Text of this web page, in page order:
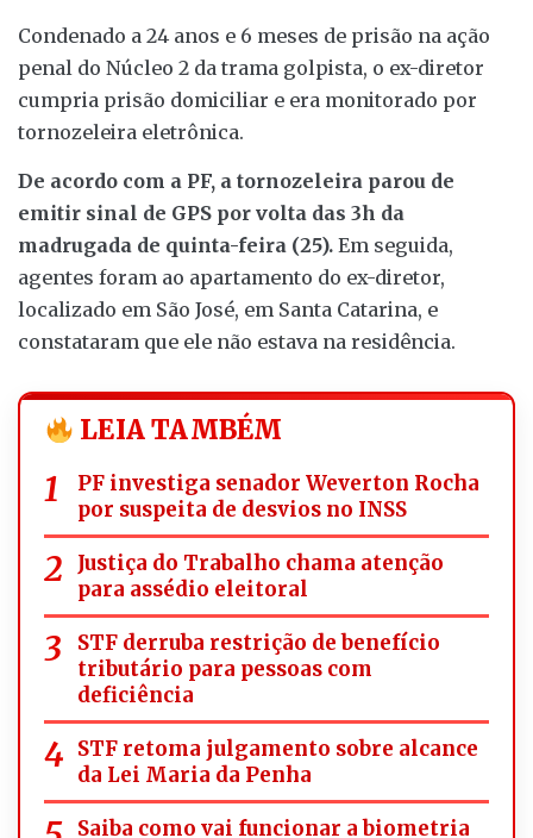
Condenado a 24 anos e 6 meses de prisão na ação
penal do Núcleo 2 da trama golpista, o ex-diretor
cumpria prisão domiciliar e era monitorado por
tornozeleira eletrônica.
De acordo com a PF, a tornozeleira parou de
emitir sinal de GPS por volta das 3h da
madrugada de quinta-feira (25). Em seguida,
agentes foram ao apartamento do ex-diretor,
localizado em São José, em Santa Catarina, e
constataram que ele não estava na residência.
LEIA TAMBÉM
PF investiga senador Weverton Rocha
por suspeita de desvios no INSS
Justiça do Trabalho chama atenção
para assédio eleitoral
STF derruba restrição de benefício
tributário para pessoas com
deficiência
STF retoma julgamento sobre alcance
da Lei Maria da Penha
Saiba como vai funcionar a biometria